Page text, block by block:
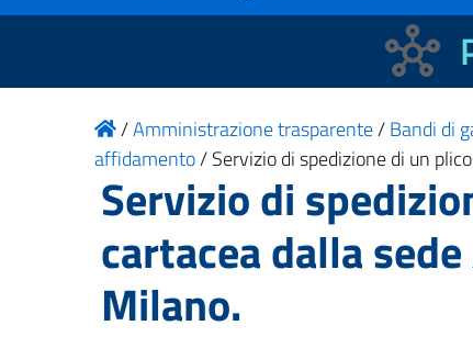
/Amministrazione trasparente/Bandi di
affidamento/Servizio di spedizione di un
Servizio di
cartacea dalla
Milano.